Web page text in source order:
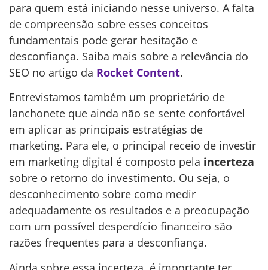
para quem está iniciando nesse universo. A falta
de compreensão sobre esses conceitos
fundamentais pode gerar hesitação e
desconfiança. Saiba mais sobre a relevância do
SEO no artigo da Rocket Content.
Entrevistamos também um proprietário de
lanchonete que ainda não se sente confortável
em aplicar as principais estratégias de
marketing. Para ele, o principal receio de investir
em marketing digital é composto pela incerteza
sobre o retorno do investimento. Ou seja, o
desconhecimento sobre como medir
adequadamente os resultados e a preocupação
com um possível desperdício financeiro são
razões frequentes para a desconfiança.